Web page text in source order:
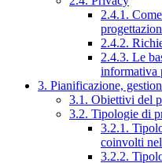
2.4.1.
2.4.2.
2.4.3. Le
informativa
3. Pianificazione,
3.1. Obiettivi del
3.2. Tipologie di
3.2.1.
coinvolti
3.2.2.